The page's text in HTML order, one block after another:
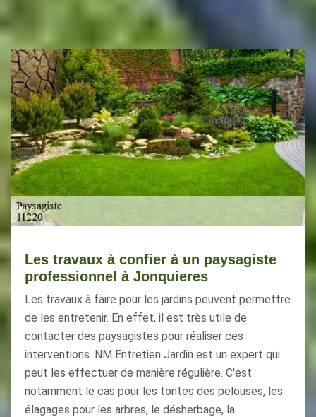
Les travaux à confier à un paysagiste
professionnel à Jonquieres
Les travaux à faire pour les jardins peuvent permettre
de les entretenir. En effet, il est très utile de
contacter des paysagistes pour réaliser ces
interventions. NM Entretien Jardin est un expert qui
peut les effectuer de manière régulière. C'est
notamment le cas pour les tontes des pelouses, les
élagages pour les arbres, le désherbage, la